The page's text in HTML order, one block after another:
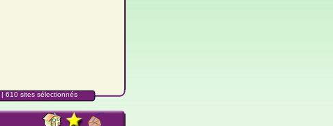
| 610 sites sélectionnés